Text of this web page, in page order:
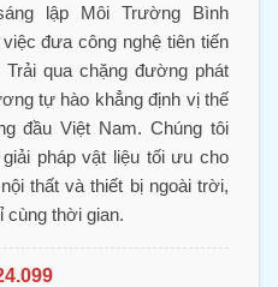
lập Môi Trường Bình
đưa công nghệ tiên tiến
qua chặng đường phát
tự hào khẳng định vị thế
đầu Việt Nam. Chúng tôi
pháp vật liệu tối ưu cho
thất và thiết bị ngoài trời,
cùng thời gian.